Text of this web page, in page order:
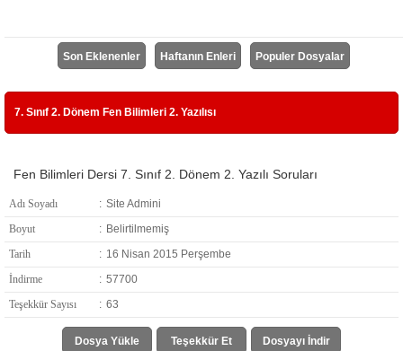
Son Eklenenler Haftanın Enleri Populer Dosyalar
7. Sınıf 2. Dönem Fen Bilimleri 2. Yazılısı
Fen Bilimleri Dersi 7. Sınıf 2. Dönem 2. Yazılı Soruları
Adı Soyadı : Site Admini
Boyut
: Belirtilmemiş
Tarih
: 16 Nisan 2015 Perşembe
İndirme
: 57700
Teşekkür Sayısı
: 63
Dosya Yükle Teşekkür Et Dosyayı İndir